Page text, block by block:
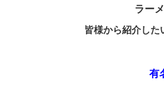
ラー
皆様から紹介した
有